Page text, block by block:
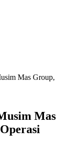
Mas Group,
Mas